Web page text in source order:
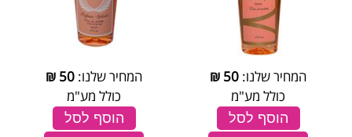
המחיר שלנו: 50
₪
כולל מע"מ
הוסף לסל
המחיר שלנו: 50
₪
כולל מע"מ
הוסף לסל